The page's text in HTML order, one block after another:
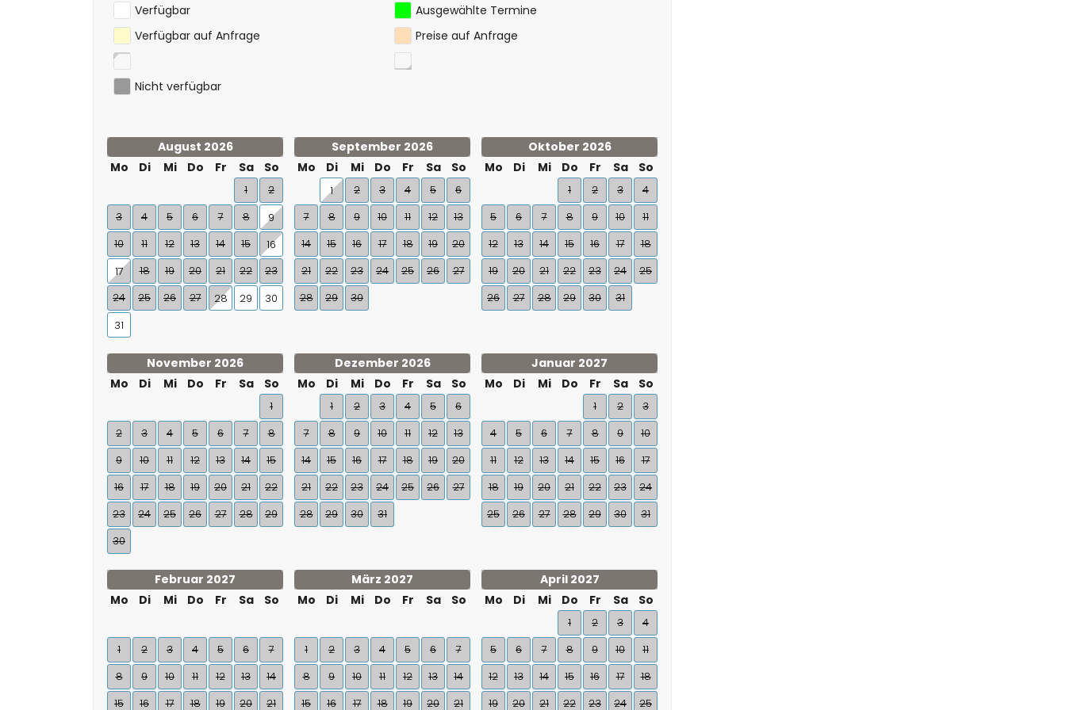
Verfügbar
Ausgewählte Termine
Verfügbar auf Anfrage
Preise auf Anfrage
Nicht verfügbar
August 2026
Mo
Di Mi Do Fr Sa So
1
2
3
4 5 6 7 8
9
10
11 12 13 14 15
16
17
18 19 20 21 22
23
24
25 26 27 28 29
30
31
September 2026
Mo
Di Mi Do Fr Sa So
1 2 3 4 5
6
7
8 9 10 11 12
13
14
15 16 17 18 19
20
21
22 23 24 25 26
27
28
29 30
Oktober 2026
Mo
Di Mi Do Fr Sa So
1 2 3
4
5
6 7 8 9 10
11
12
13 14 15 16 17
18
19
20 21 22 23 24
25
26
27 28 29 30 31
November 2026
Mo
Di Mi Do Fr Sa So
1
2
3 4 5 6 7
8
9
10 11 12 13 14
15
16
17 18 19 20 21
22
23
24 25 26 27 28
29
30
Dezember 2026
Mo
Di Mi Do Fr Sa So
1 2 3 4 5
6
7
8 9 10 11 12
13
14
15 16 17 18 19
20
21
22 23 24 25 26
27
28
29 30 31
Januar 2027
Mo
Di Mi Do Fr Sa So
1 2
3
4
5 6 7 8 9
10
11
12 13 14 15 16
17
18
19 20 21 22 23
24
25
26 27 28 29 30 31
Februar 2027
Mo
Di Mi Do Fr Sa So
1 2 3 4 5 6
7
8
9 10 11 12 13
14
15
16 17 18 19 20 21
März 2027
Mo
Di Mi Do Fr Sa So
1 2 3 4 5 6
7
8
9 10 11 12 13
14
15
16 17 18 19 20 21
April 2027
Mo
Di Mi Do Fr Sa So
1 2 3
4
5
6 7 8 9 10
11
12
13 14 15 16 17
18
19
20 21 22 23 24 25